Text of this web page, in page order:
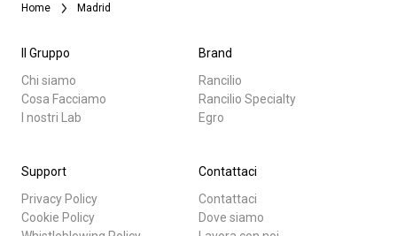
Home Madrid
Il Gruppo
Chi siamo
Cosa Facciamo
I nostri Lab
Brand
Rancilio
Rancilio Specialty
Egro
Support
Privacy Policy
Cookie Policy
Contattaci
Contattaci
Dove siamo
Prodotti
News
La nostra storia
I nostri Lab
Connect